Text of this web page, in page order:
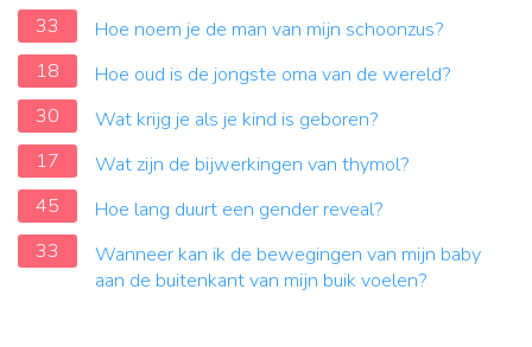
33
Hoe noem je de man van mijn schoonzus?
18
Hoe oud is de jongste oma van de wereld?
30
Wat krijg je als je kind is geboren?
17
Wat zijn de bijwerkingen van thymol?
45
Hoe lang duurt een gender reveal?
33
Wanneer kan ik de bewegingen van mijn baby
aan de buitenkant van mijn buik voelen?